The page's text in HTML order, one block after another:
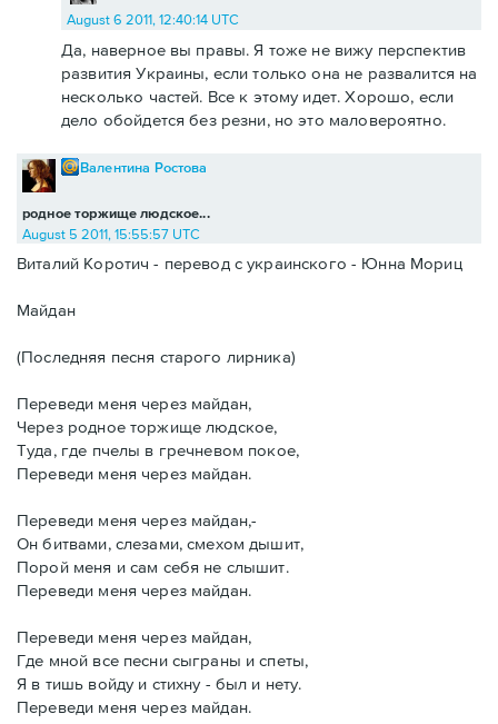
August 6 2011, 12:40:14 UTC
Да, наверное вы правы. Я тоже не вижу перспектив
развития Украины, если только она не развалится на
несколько частей. Все к этому идет. Хорошо, если
дело обойдется без резни, но это маловероятно.
родное торжище людское...
Валентина Ростова
August 5 2011, 15:55:57 UTC
Виталий Коротич - перевод с украинского - Юнна Мориц
Майдан
(Последняя песня старого лирника)
Переведи меня через майдан,
Через родное торжище людское,
Туда, где пчелы в гречневом покое,
Переведи меня через майдан.
Переведи меня через майдан,-
Он битвами, слезами, смехом дышит,
Порой меня и сам себя не слышит.
Переведи меня через майдан.
Переведи меня через майдан,
Где мной все песни сыграны и спеты,
Я в тишь войду и стихну - был и нету.
Переведи меня через майдан.